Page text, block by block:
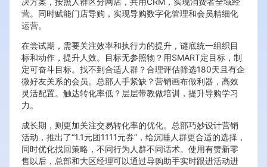
营。同时赋能门店导购，实现导购数字化管理和会员精细化
运营。
在尝试期，需要关注效率和执行力的提升，谜底统一组织目
标和动作，提升人效。目标无参照物？用SMART定目标，制
定可奋斗目标。找不到合适人群？合理评估筛选180天且有企
微好友关系的会员。总部人手紧缺？营销画布做利器，高效
灵活配置。触达转化率低？层层带教做培训，提升导购学习
力。
成长期，则更加关注交易转化率的优化。总部巧妙设计营销
活动，推出了“1.1元团1111元券”，给沉睡人群更合适的选择，
同时优化找回策略，不同行为人群不同话术。使用有赞新零
售以后，总部和大区经理可以通过导购助手实时跟进活动进